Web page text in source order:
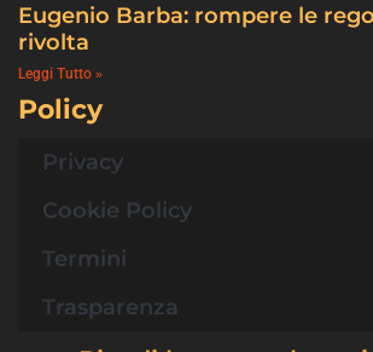
Eugenio Barba: rompere le
rivolta
Leggi Tutto »
Policy
Privacy
Cookie Policy
Termini
Trasparenza